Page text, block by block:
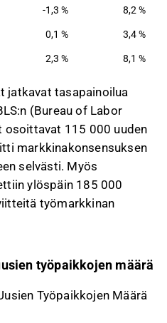
000 uutta työpaikkaa,
vähensi 9 000
lokakuusta 2024 lähtien.
Anna siihen
foorumilla.
-1,3 % 8,2 %
0,1 % 3,4 %
2,3 % 8,1 %
jatkavat tasapainoilua
(Bureau of Labor
osoittavat 115 000 uuden
markkinakonsensuksen
selvästi. Myös
ylöspäin 185 000
työmarkkinan
työpaikkojen määrä